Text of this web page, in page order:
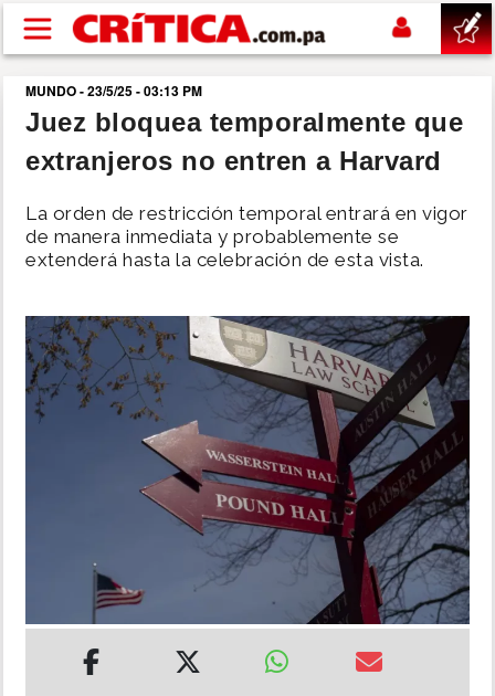
Pasar al contenido principal
buscar
SUCESOS
NACIONAL
SHOW
DEPORTES
MULTIMEDIA
IMPRESO
MUNDO - 23/5/25 - 03:13 PM
Juez bloquea temporalmente que
extranjeros no entren a Harvard
La orden de restricción temporal entrará en vigor
de manera inmediata y probablemente se
extenderá hasta la celebración de esta vista.